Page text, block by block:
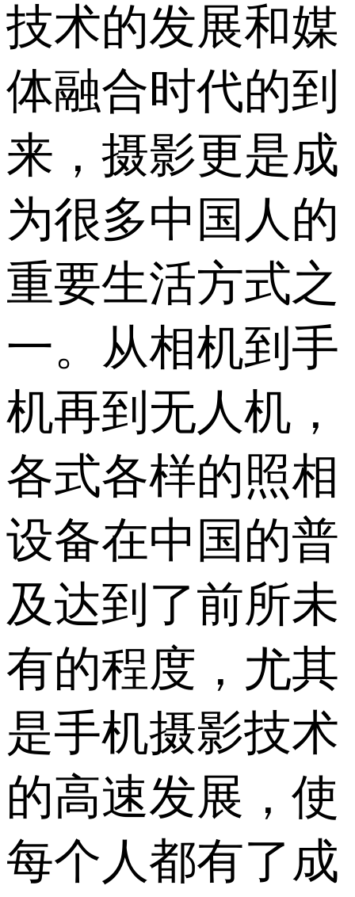
技术的发展和媒
体融合时代的到
来，摄影更是成
为很多中国人的
重要生活方式之
一。从相机到手
机再到无人机，
各式各样的照相
设备在中国的普
及达到了前所未
有的程度，尤其
是手机摄影技术
的高速发展，使
每个人都有了成